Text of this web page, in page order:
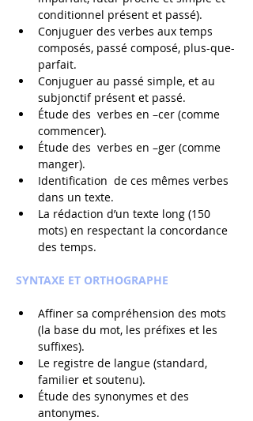
conditionnel présent et passé).
Conjuguer des verbes aux temps
composés, passé composé, plus-que-
parfait.
Conjuguer au passé simple, et au
subjonctif présent et passé.
Étude des  verbes en –cer (comme
commencer).
Étude des  verbes en –ger (comme
manger).
Identification  de ces mêmes verbes
dans un texte.
La rédaction d’un texte long (150
mots) en respectant la concordance
des temps.
SYNTAXE ET ORTHOGRAPHE
Affiner sa compréhension des mots
(la base du mot, les préfixes et les
suffixes).
Le registre de langue (standard,
familier et soutenu).
Étude des synonymes et des
antonymes.